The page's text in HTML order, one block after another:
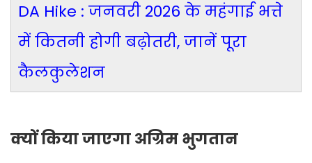
DA Hike : जनवरी 2026 के महंगाई भत्ते
में कितनी होगी बढ़ोतरी, जानें पूरा
कैलकुलेशन
क्यों किया जाएगा अग्रिम भुगतान